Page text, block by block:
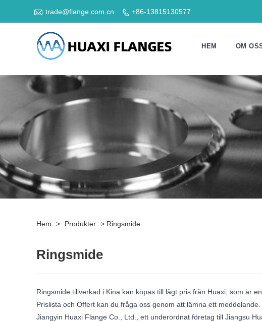
 trade@flange.com.cn  +86-13815130577
HEM OM
Hem > Produkter > Ringsmide
Ringsmide
Ringsmide tillverkad i Kina kan köpas till lågt pris från Huaxi, som är
Prislista och Offert kan du fråga oss genom att lämna ett
Jiangyin Huaxi Flange Co., Ltd., ett underordnat företag till Jiangsu